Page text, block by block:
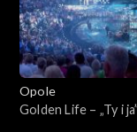
lat”. 63. KFPP:
„Autobiografia.
Bogdana Olewicza”
Opole
Golden Life – „Ty i